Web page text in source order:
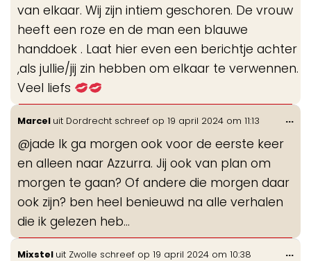
van elkaar. Wij zijn intiem geschoren. De vrouw
heeft een roze en de man een blauwe
handdoek . Laat hier even een berichtje achter
,als jullie/jij zin hebben om elkaar te verwennen.
Veel liefs
Marcel uit Dordrecht schreef op 19 april 2024 om 11:13
@jade Ik ga morgen ook voor de eerste keer
en alleen naar Azzurra. Jij ook van plan om
morgen te gaan? Of andere die morgen daar
ook zijn? ben heel benieuwd na alle verhalen
die ik gelezen heb...
...
Mixstel uit Zwolle schreef op 19 april 2024 om 10:38 ...